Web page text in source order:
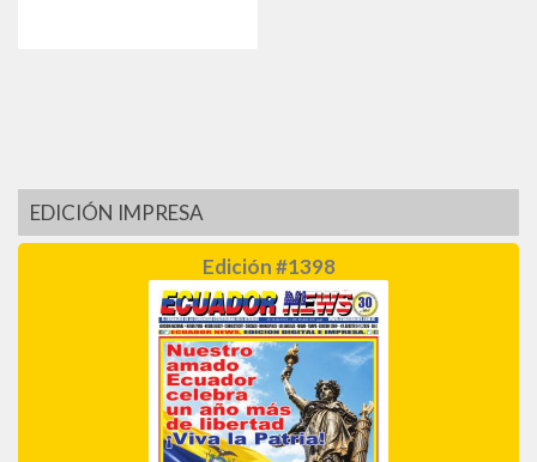
EDICIÓN IMPRESA
Edición #1398